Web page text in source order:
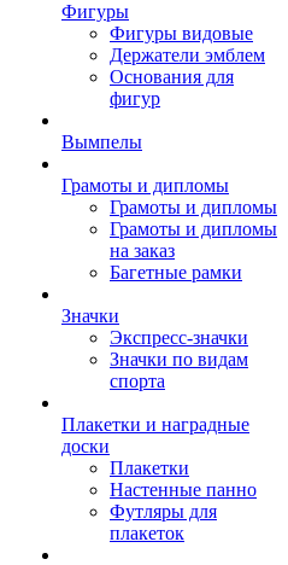
Фигуры
Фигуры видовые
Держатели эмблем
Основания для
фигур
Вымпелы
Грамоты и дипломы
Грамоты и дипломы
Грамоты и дипломы
на заказ
Багетные рамки
Значки
Экспресс-значки
Значки по видам
спорта
Плакетки и наградные
доски
Плакетки
Настенные панно
Футляры для
плакеток